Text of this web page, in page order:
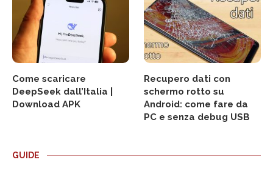
Come scaricare
DeepSeek dall’Italia |
Download APK
Recupero dati con
schermo rotto su
Android: come fare da
PC e senza debug USB
GUIDE